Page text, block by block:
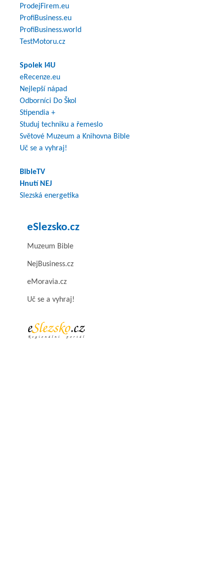
ProdejFirem.eu
ProfiBusiness.eu
ProfiBusiness.world
TestMotoru.cz
Spolek I4U
eRecenze.eu
Nejlepší nápad
Odborníci Do Škol
Stipendia +
Studuj techniku a řemeslo
Světové Muzeum a Knihovna Bible
Uč se a vyhraj!
BibleTV
Hnutí NEJ
Slezská energetika
eSlezsko.cz
Muzeum Bible
NejBusiness.cz
eMoravia.cz
Uč se a vyhraj!